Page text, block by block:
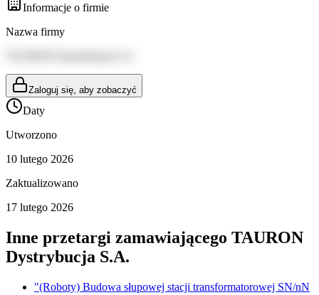
Informacje o firmie
Nazwa firmy
Zaloguj się, aby zobaczyć
Daty
Utworzono
10 lutego 2026
Zaktualizowano
17 lutego 2026
Inne przetargi zamawiającego TAURON
Dystrybucja S.A.
"(Roboty) Budowa słupowej stacji transformatorowej SN/nN